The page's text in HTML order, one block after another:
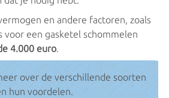
en andere factoren, zoals
voor een gasketel schommelen
4.000 euro
over de verschillende soorten
hun voordelen.